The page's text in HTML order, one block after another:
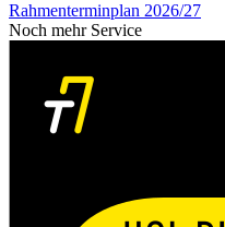
Rahmenterminplan 2026/27
Noch mehr Service